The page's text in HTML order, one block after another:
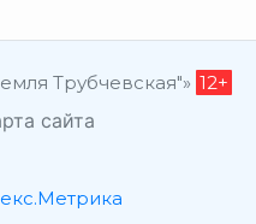
Трубчевская"» 12+
сайта